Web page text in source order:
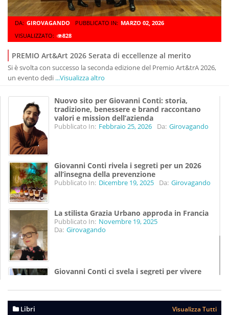
DA: GIROVAGANDO PUBBLICATO IN: MARZO 02, 2026
VISUALIZZATO:
828
PREMIO Art&Art 2026 Serata di eccellenze al merito
Si è svolta con successo la seconda edizione del Premio Art&trA 2026,
un evento dedi ...Visualizza altro
Nuovo sito per Giovanni Conti: storia,
tradizione, benessere e brand raccontano
valori e mission dell’azienda
Pubblicato In: Febbraio 25, 2026 Da: Girovagando
Giovanni Conti rivela i segreti per un 2026
all’insegna della prevenzione
Pubblicato In: Dicembre 19, 2025 Da: Girovagando
La stilista Grazia Urbano approda in Francia
Pubblicato In: Novembre 19, 2025
Da: Girovagando
Giovanni Conti ci svela i segreti per vivere
Pubblicato In: Agosto 07, 2025 Da: Girovagando
Libri Visualizza Tutti